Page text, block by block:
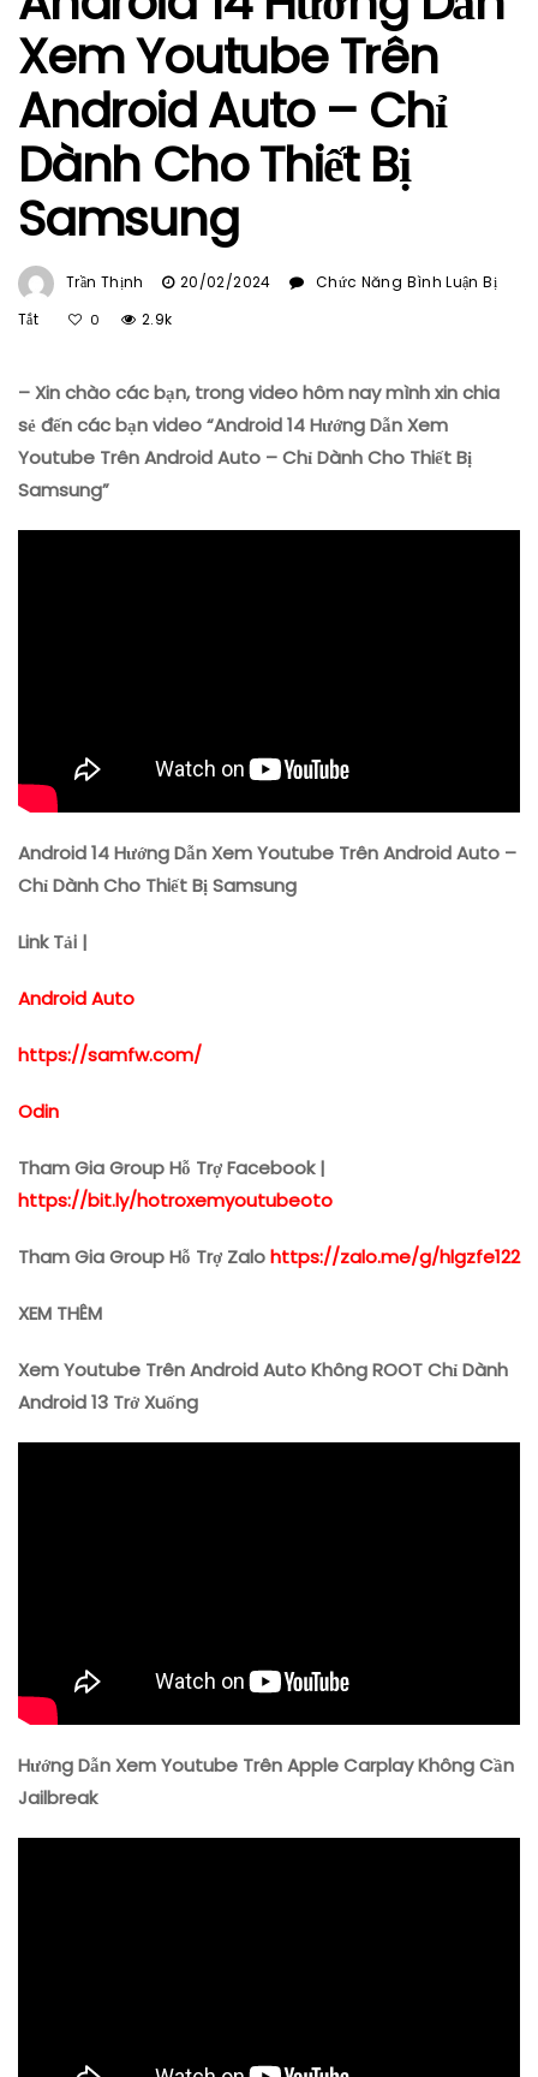
Xem Youtube Trên
Android Auto – Chỉ
Dành Cho Thiết Bị
Samsung
Trần Thịnh 20/02/2024
Chức Năng Bình Luận Bị
Tắt
Hướng
Dẫn
Xem
Trên
Android
0 2.9k
– Xin chào các bạn, trong video hôm nay mình xin chia
sẻ đến các bạn video “Android 14 Hướng Dẫn Xem
Youtube Trên Android Auto – Chỉ Dành Cho Thiết Bị
Samsung”
Android 14 Hướng Dẫn Xem Youtube Trên Android Auto –
Chỉ Dành Cho Thiết Bị Samsung
Link Tải |
Android Auto
https://samfw.com/
Odin
Tham Gia Group Hỗ Trợ Facebook |
https://bit.ly/hotroxemyoutubeoto
Tham Gia Group Hỗ Trợ Zalohttps://zalo.me/g/hlgzfe122
XEM THÊM
Xem Youtube Trên Android Auto Không ROOT Chỉ Dành
Android 13 Trở Xuống
Hướng Dẫn Xem Youtube Trên Apple Carplay Không Cần
Jailbreak